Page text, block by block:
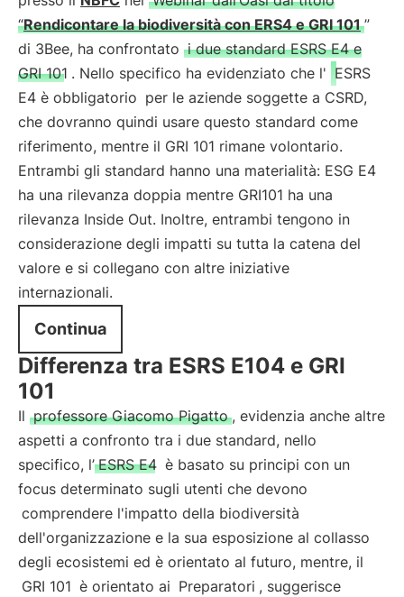
“Rendicontare la biodiversità con ERS4 e GRI 101 ”
di 3Bee, ha confrontato i due standard ESRS E4 e
GRI 101 . Nello specifico ha evidenziato che l' ESRS
E4 è obbligatorio per le aziende soggette a CSRD,
che dovranno quindi usare questo standard come
riferimento, mentre il GRI 101 rimane volontario.
Entrambi gli standard hanno una materialità: ESG E4
ha una rilevanza doppia mentre GRI101 ha una
rilevanza Inside Out. Inoltre, entrambi tengono in
considerazione degli impatti su tutta la catena del
valore e si collegano con altre iniziative
internazionali.
Continua
Differenza tra ESRS E104 e GRI
101
Il professore Giacomo Pigatto , evidenzia anche altre
aspetti a confronto tra i due standard, nello
specifico, l’ ESRS E4 è basato su principi con un
focus determinato sugli utenti che devono
comprendere l'impatto della biodiversità
dell'organizzazione e la sua esposizione al collasso
degli ecosistemi ed è orientato al futuro, mentre, il
GRI 101 è orientato ai Preparatori , suggerisce